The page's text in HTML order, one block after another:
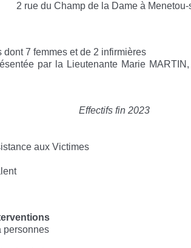
2 rue du Champ de la Dame à Menetou-
7 femmes et de 2 infirmières
par la Lieutenante Marie
Effectifs fin 2023
aux Victimes
personnes